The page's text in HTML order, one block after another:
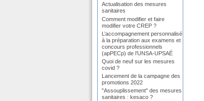
Actualisation des mesures
sanitaires
Comment modifier et faire
modifier votre CREP ?
L’accompagnement personnalisé
à la préparation aux examens et
concours professionnels
(apPECp) de l’UNSA-UPSAÉ
Quoi de neuf sur les mesures
covid ?
Lancement de la campagne des
promotions 2022
"Assouplissement" des mesures
sanitaires : kesaco ?